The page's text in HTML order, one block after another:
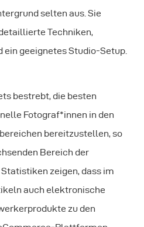
selten aus. Sie
Techniken,
geeignetes Studio-Setup.
bestrebt, die besten
Fotograf*innen in den
bereitzustellen, so
Bereich der
zeigen, dass im
auch elektronische
zu den